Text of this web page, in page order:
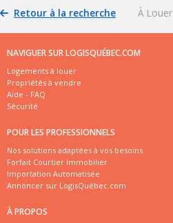
Retour à la recherche À Louer
NAVIGUER SUR LOGISQUÉBEC.COM
Logements à louer
Propriétés à vendre
Aide - FAQ
Sécurité
POUR LES PROFESSIONNELS
Nos solutions adaptées à vos besoins
Forfait Courtier Immobilier
Importation Automatisée
Annoncer sur LogisQuébec.com
À PROPOS